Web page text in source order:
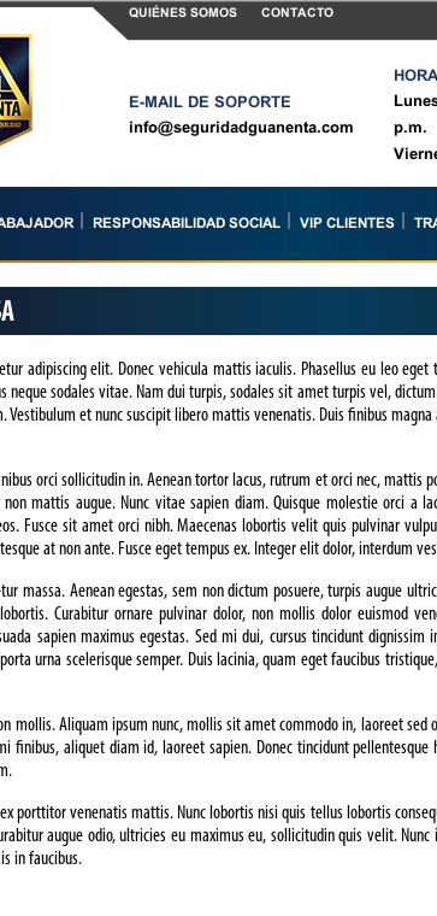
QUIÉNES SOMOS CONTACTO
E-MAIL DE SOPORTE
info@seguridadguanenta.com
p.m.
RESPONSABILIDAD SOCIAL VIP CLIENTES
adipiscing elit. Donec vehicula mattis iaculis. Phasellus eu leo
neque sodales vitae. Nam dui turpis, sodales sit amet turpis vel,
Vestibulum et nunc suscipit libero mattis venenatis. Duis finibus
orci sollicitudin in. Aenean tortor lacus, rutrum et orci nec, mattis
mattis augue. Nunc vitae sapien diam. Quisque molestie orci a
Fusce sit amet orci nibh. Maecenas lobortis velit quis pulvinar
at non ante. Fusce eget tempus ex. Integer elit dolor, interdum
massa. Aenean egestas, sem non dictum posuere, turpis augue
Curabitur ornare pulvinar dolor, non mollis dolor euismod
sapien maximus egestas. Sed mi dui, cursus tincidunt
urna scelerisque semper. Duis lacinia, quam eget faucibus
mollis. Aliquam ipsum nunc, mollis sit amet commodo in, laoreet
finibus, aliquet diam id, laoreet sapien. Donec tincidunt
porttitor venenatis mattis. Nunc lobortis nisi quis tellus lobortis
augue odio, ultricies eu maximus eu, sollicitudin quis velit.
in faucibus.